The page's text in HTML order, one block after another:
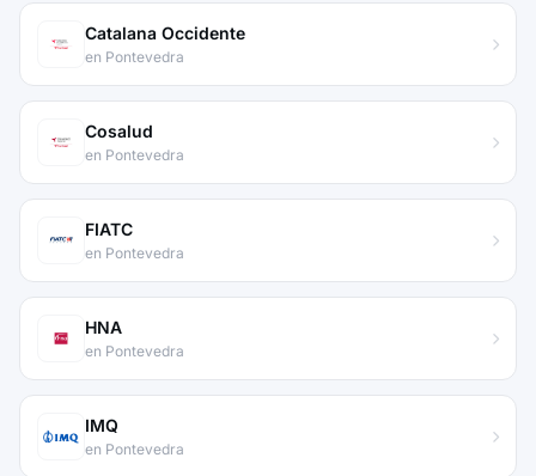
Catalana Occidente
en Pontevedra
Cosalud
en Pontevedra
FIATC
en Pontevedra
HNA
en Pontevedra
IMQ
en Pontevedra